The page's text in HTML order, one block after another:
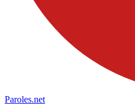
Paroles.net